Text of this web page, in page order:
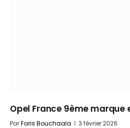
Opel France 9ème marque
ParFaris Bouchaala 3 février 2026